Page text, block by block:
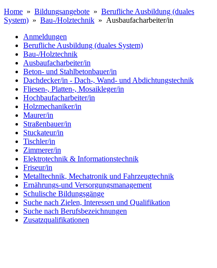
Home » Bildungsangebote » Berufliche Ausbildung (duales
System) » Bau-/Holztechnik » Ausbaufacharbeiter/in
Anmeldungen
Berufliche Ausbildung (duales System)
Bau-/Holztechnik
Ausbaufacharbeiter/in
Beton- und Stahlbetonbauer/in
Dachdecker/in - Dach-, Wand- und Abdichtungstechnik
Fliesen-, Platten-, Mosaikleger/in
Hochbaufacharbeiter/in
Holzmechaniker/in
Maurer/in
Straßenbauer/in
Stuckateur/in
Tischler/in
Zimmerer/in
Elektrotechnik & Informationstechnik
Friseur/in
Metalltechnik, Mechatronik und Fahrzeugtechnik
Ernährungs-und Versorgungsmanagement
Schulische Bildungsgänge
Suche nach Zielen, Interessen und Qualifikation
Suche nach Berufsbezeichnungen
Zusatzqualifikationen